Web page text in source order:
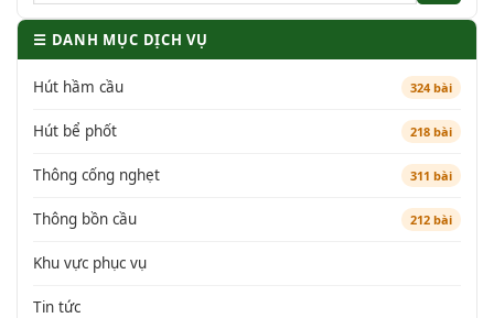
☰ DANH MỤC DỊCH VỤ
Hút hầm cầu 324 bài
Hút bể phốt 218 bài
Thông cống nghẹt 311 bài
Thông bồn cầu 212 bài
Khu vực phục vụ
Tin tức